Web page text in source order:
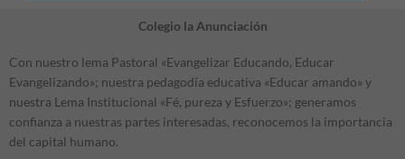
Colegio la Anunciación
Con nuestro lema Pastoral «Evangelizar Educando, Educar
Evangelizando»; nuestra pedagodía educativa «Educar amando» y
nuestra Lema Institucional «Fé, pureza y Esfuerzo»; generamos
confianza a nuestras partes interesadas, reconocemos la importancia
del capital humano.